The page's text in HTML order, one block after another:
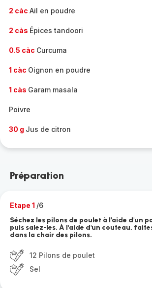
2 càc Ail en poudre
2 càs Épices tandoori
0.5 càc Curcuma
1 càc Oignon en poudre
1 càs Garam masala
Poivre
30 g Jus de citron
Préparation
Etape 1 /6
Séchez les pilons de poulet à l’aide d'un
puis salez-les. À l'aide d'un couteau,
dans la chair des pilons.
12 Pilons de poulet
Sel